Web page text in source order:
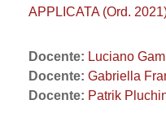
APPLICATA (Ord.
Docente: Luciano
Docente: Gabriella
Docente: Patrik